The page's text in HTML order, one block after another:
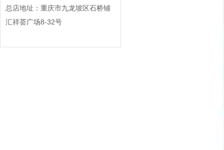
总店地址：重庆市九龙坡区石桥铺
汇祥荟广场8-32号